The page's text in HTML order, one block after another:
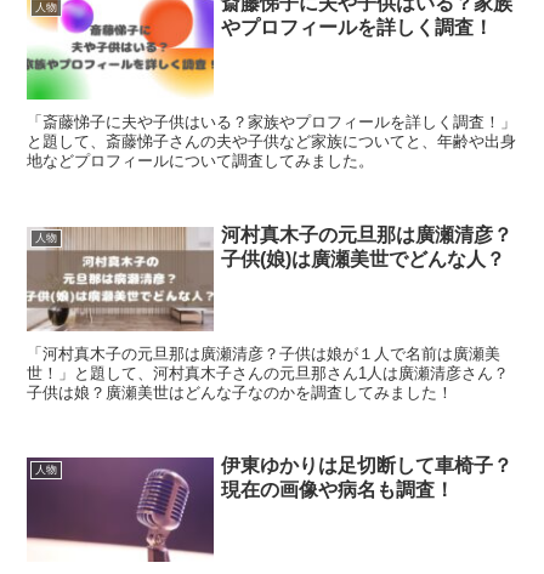
人物
やプロフィールを詳しく調査！
「斎藤悌子に夫や子供はいる？家族やプロフィールを詳しく調査！」
と題して、斎藤悌子さんの夫や子供など家族についてと、年齢や出身
地などプロフィールについて調査してみました。
人物
河村真木子の元旦那は廣瀬清彦？
子供(娘)は廣瀬美世でどんな人？
「河村真木子の元旦那は廣瀬清彦？子供は娘が１人で名前は廣瀬美
世！」と題して、河村真木子さんの元旦那さん1人は廣瀬清彦さん？
子供は娘？廣瀬美世はどんな子なのかを調査してみました！
人物
伊東ゆかりは足切断して車椅子？
現在の画像や病名も調査！